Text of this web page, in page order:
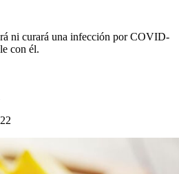
ni curará una infección por COVID-
con él.